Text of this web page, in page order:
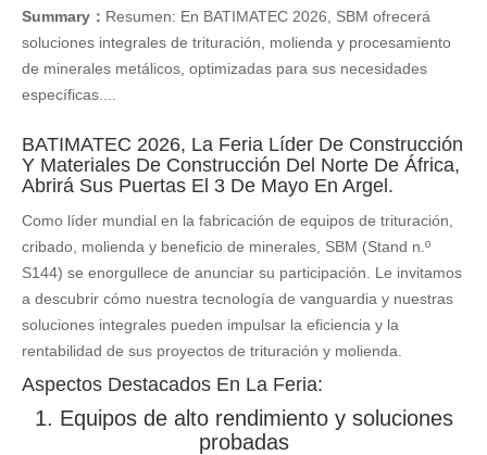
Summary： Resumen: En BATIMATEC 2026, SBM ofrecerá
soluciones integrales de trituración, molienda y procesamiento
de minerales metálicos, optimizadas para sus necesidades
específicas....
BATIMATEC 2026, La Feria Líder De Construcción
Y Materiales De Construcción Del Norte De África,
Abrirá Sus Puertas El 3 De Mayo En Argel.
Como líder mundial en la fabricación de equipos de trituración,
cribado, molienda y beneficio de minerales, SBM (Stand n.º
S144) se enorgullece de anunciar su participación. Le invitamos
a descubrir cómo nuestra tecnología de vanguardia y nuestras
soluciones integrales pueden impulsar la eficiencia y la
rentabilidad de sus proyectos de trituración y molienda.
Aspectos Destacados En La Feria:
1. Equipos de alto rendimiento y soluciones
probadas